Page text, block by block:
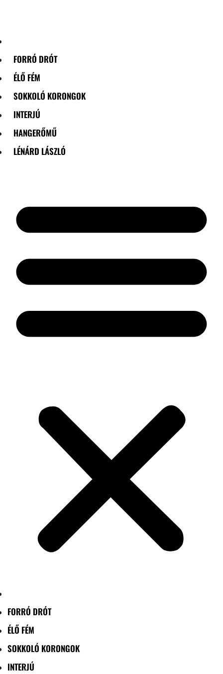
content
FORRÓ DRÓT
ÉLŐ FÉM
SOKKOLÓ KORONGOK
INTERJÚ
HANGERŐMŰ
LÉNÁRD LÁSZLÓ
FORRÓ DRÓT
ÉLŐ FÉM
SOKKOLÓ KORONGOK
INTERJÚ